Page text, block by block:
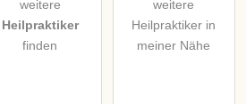
Sie, öffentliche Fragen sindfür alle
weitere
Heilpraktiker
finden
weitere
Heilpraktiker in
meiner Nähe